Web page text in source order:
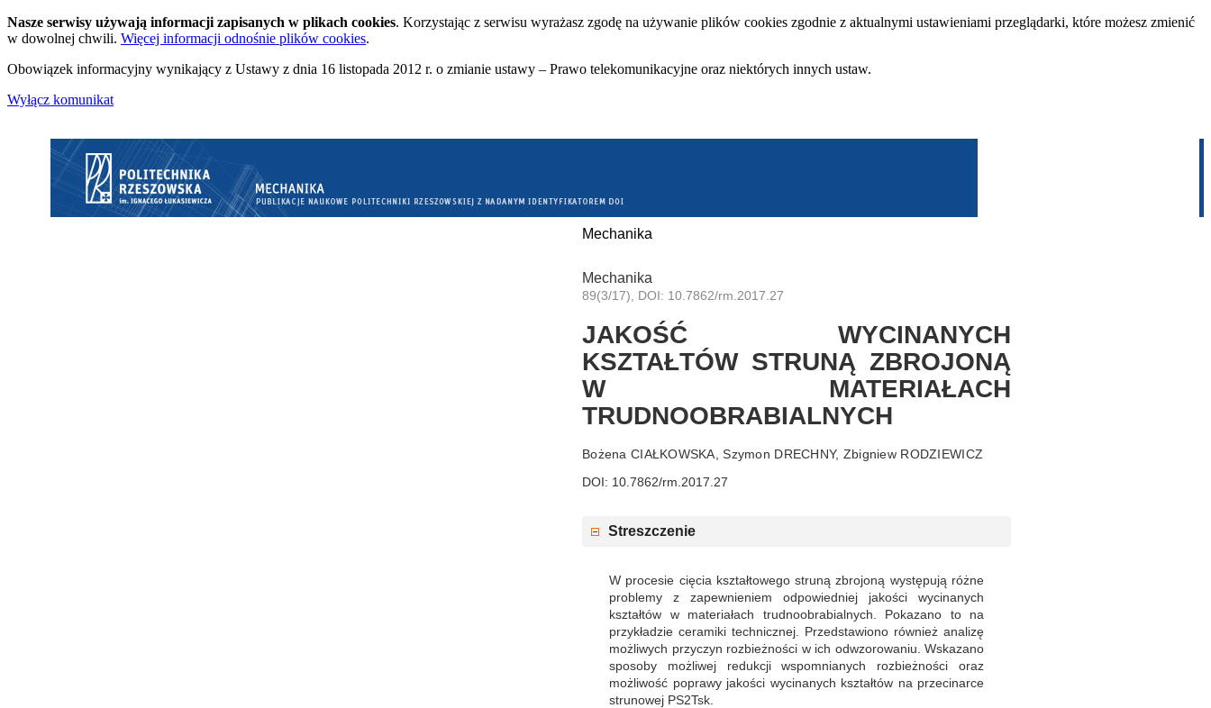
Nasze serwisy używają informacji zapisanych w plikach cookies. Korzystając z serwisu wyrażasz zgodę na używanie plików cookies zgodnie z aktualnymi ustawieniami przeglądarki, które możesz zmienić
w dowolnej chwili. Więcej informacji odnośnie plików cookies.
Obowiązek informacyjny wynikający z Ustawy z dnia 16 listopada 2012 r. o zmianie ustawy – Prawo telekomunikacyjne oraz niektórych innych ustaw.
Wyłącz komunikat
Mechanika
Mechanika
89(3/17), DOI: 10.7862/rm.2017.27
JAKOŚĆ WYCINANYCH
KSZTAŁTÓW STRUNĄ ZBROJONĄ
W MATERIAŁACH
TRUDNOOBRABIALNYCH
Bożena CIAŁKOWSKA, Szymon DRECHNY, Zbigniew RODZIEWICZ
DOI: 10.7862/rm.2017.27
Streszczenie
W procesie cięcia kształtowego struną zbrojoną występują różne
problemy z zapewnieniem odpowiedniej jakości wycinanych
kształtów w materiałach trudnoobrabialnych. Pokazano to na
przykładzie ceramiki technicznej. Przedstawiono również analizę
możliwych przyczyn rozbieżności w ich odwzorowaniu. Wskazano
sposoby możliwej redukcji wspomnianych rozbieżności oraz
możliwość poprawy jakości wycinanych kształtów na przecinarce
strunowej PS2Tsk.